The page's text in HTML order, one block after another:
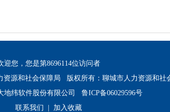
迎您，您是第8696114位访问者
社会保障局 版权所有：聊城市人力资源和社
地纬软件股份有限公司 鲁ICP备06029596号
联系我们 | 加入收藏